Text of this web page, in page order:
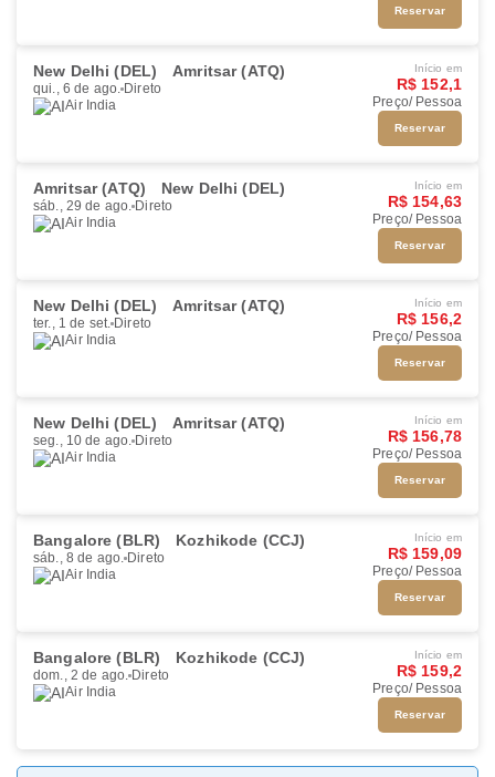
Reservar
New Delhi (DEL) Amritsar (ATQ)
qui., 6 de ago. Direto
Air India
Início em
R$ 152,1
Preço/ Pessoa
Reservar
Amritsar (ATQ) New Delhi (DEL)
sáb., 29 de ago. Direto
Air India
Início em
R$ 154,63
Preço/ Pessoa
Reservar
New Delhi (DEL) Amritsar (ATQ)
ter., 1 de set. Direto
Air India
Início em
R$ 156,2
Preço/ Pessoa
Reservar
New Delhi (DEL) Amritsar (ATQ)
seg., 10 de ago. Direto
Air India
Início em
R$ 156,78
Preço/ Pessoa
Reservar
Bangalore (BLR) Kozhikode (CCJ)
sáb., 8 de ago. Direto
Air India
Início em
R$ 159,09
Preço/ Pessoa
Reservar
Bangalore (BLR) Kozhikode (CCJ)
dom., 2 de ago. Direto
Air India
Início em
R$ 159,2
Preço/ Pessoa
Reservar